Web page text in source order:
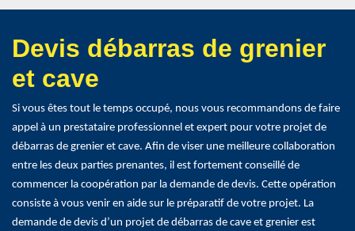
Devis débarras de grenier
et cave
Si vous êtes tout le temps occupé, nous vous recommandons de faire
appel à un prestataire professionnel et expert pour votre projet de
débarras de grenier et cave. Afin de viser une meilleure collaboration
entre les deux parties prenantes, il est fortement conseillé de
commencer la coopération par la demande de devis. Cette opération
consiste à vous venir en aide sur le préparatif de votre projet. La
demande de devis d’un projet de débarras de cave et grenier est